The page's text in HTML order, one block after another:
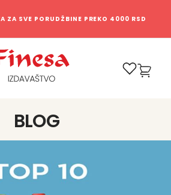
ZA SVE PORUDŽBINE PREKO 4000 RSD
BLOG